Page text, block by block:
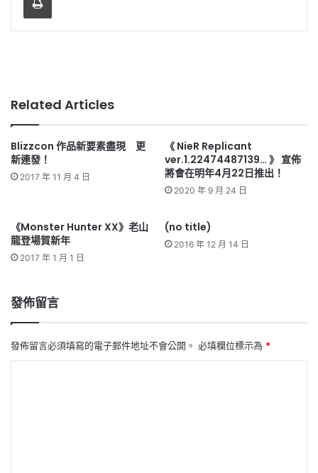
Related Articles
Blizzcon 作品新要素盡現 更
新連發！
2017 年 11 月 4 日
《 NieR Replicant
ver.1.22474487139… 》 宣佈
將會在明年4月22日推出！
2020 年 9 月 24 日
《Monster Hunter XX》老山
龍登場賀新年
2017 年 1 月 1 日
(no title)
2016 年 12 月 14 日
發佈留言
發佈留言必須填寫的電子郵件地址不會公開。 必填欄位標示為 *